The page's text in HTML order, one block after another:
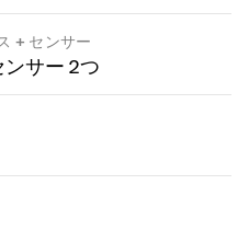
+ センサー
サー 2つ